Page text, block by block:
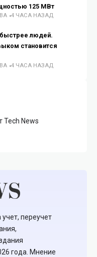
125 МВт
4 ЧАСА НАЗАД
быстрее людей.
становится
4 ЧАСА НАЗАД
Tech News
переучет
года. Мнение